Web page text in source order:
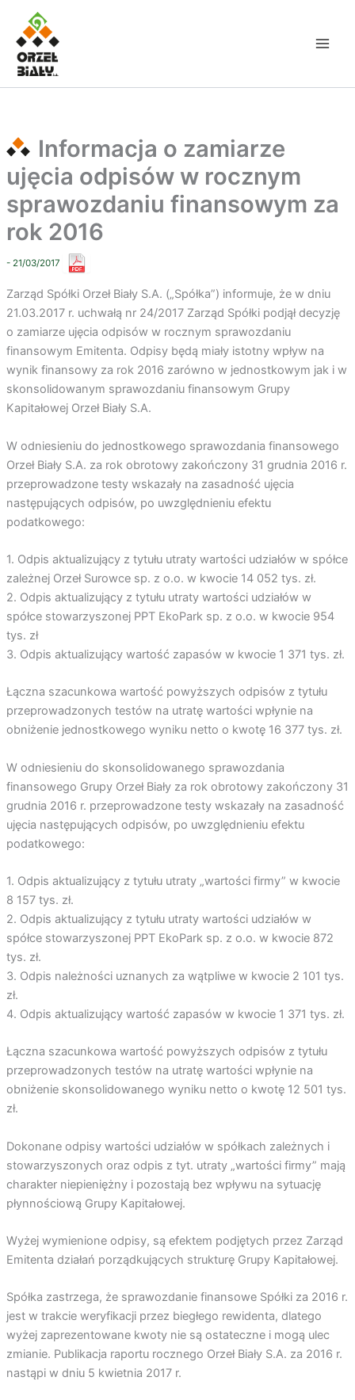
Przejdź
treści
Informacja o zamiarze
ujęcia odpisów w rocznym
sprawozdaniu finansowym za
rok 2016
- 21/03/2017
Zarząd Spółki Orzeł Biały S.A. („Spółka”) informuje, że w dniu
21.03.2017 r. uchwałą nr 24/2017 Zarząd Spółki podjął decyzję
o zamiarze ujęcia odpisów w rocznym sprawozdaniu
finansowym Emitenta. Odpisy będą miały istotny wpływ na
wynik finansowy za rok 2016 zarówno w jednostkowym jak i w
skonsolidowanym sprawozdaniu finansowym Grupy
Kapitałowej Orzeł Biały S.A.
W odniesieniu do jednostkowego sprawozdania finansowego
Orzeł Biały S.A. za rok obrotowy zakończony 31 grudnia 2016 r.
przeprowadzone testy wskazały na zasadność ujęcia
następujących odpisów, po uwzględnieniu efektu
podatkowego:
1. Odpis aktualizujący z tytułu utraty wartości udziałów w spółce
zależnej Orzeł Surowce sp. z o.o. w kwocie 14 052 tys. zł.
2. Odpis aktualizujący z tytułu utraty wartości udziałów w
spółce stowarzyszonej PPT EkoPark sp. z o.o. w kwocie 954
tys. zł
3. Odpis aktualizujący wartość zapasów w kwocie 1 371 tys. zł.
Łączna szacunkowa wartość powyższych odpisów z tytułu
przeprowadzonych testów na utratę wartości wpłynie na
obniżenie jednostkowego wyniku netto o kwotę 16 377 tys. zł.
W odniesieniu do skonsolidowanego sprawozdania
finansowego Grupy Orzeł Biały za rok obrotowy zakończony 31
grudnia 2016 r. przeprowadzone testy wskazały na zasadność
ujęcia następujących odpisów, po uwzględnieniu efektu
podatkowego:
1. Odpis aktualizujący z tytułu utraty „wartości firmy” w kwocie
8 157 tys. zł.
2. Odpis aktualizujący z tytułu utraty wartości udziałów w
spółce stowarzyszonej PPT EkoPark sp. z o.o. w kwocie 872
tys. zł.
3. Odpis należności uznanych za wątpliwe w kwocie 2 101 tys.
zł.
4. Odpis aktualizujący wartość zapasów w kwocie 1 371 tys. zł.
Łączna szacunkowa wartość powyższych odpisów z tytułu
przeprowadzonych testów na utratę wartości wpłynie na
obniżenie skonsolidowanego wyniku netto o kwotę 12 501 tys.
zł.
Dokonane odpisy wartości udziałów w spółkach zależnych i
stowarzyszonych oraz odpis z tyt. utraty „wartości firmy” mają
charakter niepieniężny i pozostają bez wpływu na sytuację
płynnościową Grupy Kapitałowej.
Wyżej wymienione odpisy, są efektem podjętych przez Zarząd
Emitenta działań porządkujących strukturę Grupy Kapitałowej.
Spółka zastrzega, że sprawozdanie finansowe Spółki za 2016 r.
jest w trakcie weryfikacji przez biegłego rewidenta, dlatego
wyżej zaprezentowane kwoty nie są ostateczne i mogą ulec
zmianie. Publikacja raportu rocznego Orzeł Biały S.A. za 2016 r.
nastąpi w dniu 5 kwietnia 2017 r.